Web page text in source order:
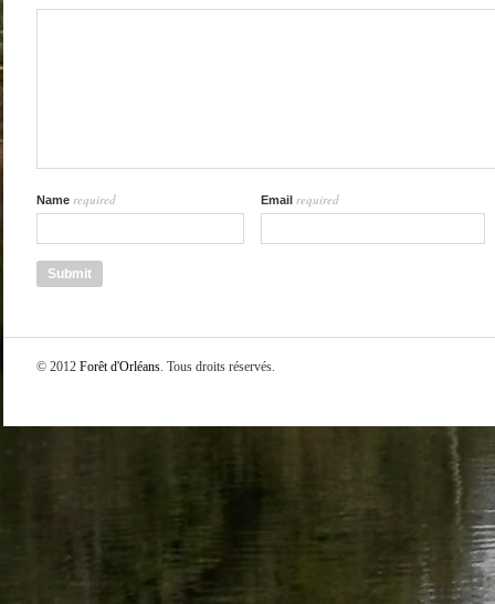
Name required Email required
© 2012 Forêt d'Orléans. Tous droits réservés.